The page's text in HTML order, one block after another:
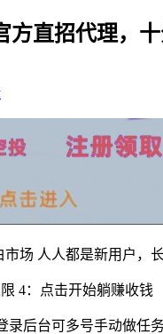
方直招代理，
场 人人都是新用户，
4：点击开始躺赚收钱
录后台可多号手动做